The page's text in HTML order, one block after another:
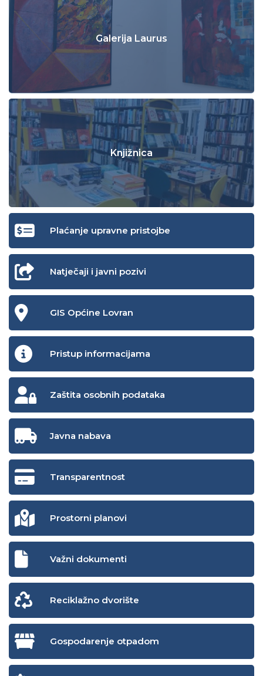
Galerija Laurus
Knjižnica
Plaćanje upravne pristojbe
Natječaji i javni pozivi
GIS Općine Lovran
Pristup informacijama
Zaštita osobnih podataka
Javna nabava
Transparentnost
Prostorni planovi
Važni dokumenti
Reciklažno dvorište
Gospodarenje otpadom